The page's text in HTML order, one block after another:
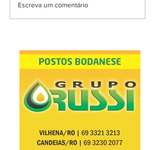
Escreva um comentário